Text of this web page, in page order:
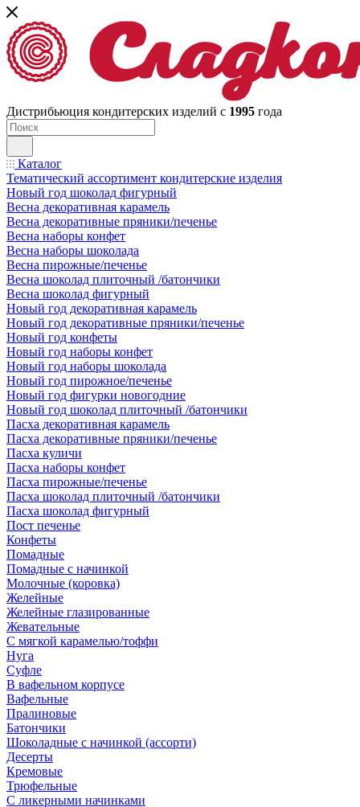
Дистрибьюция кондитерских изделий с 1995 года
Каталог
Тематический ассортимент кондитерские изделия
Новый год шоколад фигурный
Весна декоративная карамель
Весна декоративные пряники/печенье
Весна наборы конфет
Весна наборы шоколада
Весна пирожные/печенье
Весна шоколад плиточный /батончики
Весна шоколад фигурный
Новый год декоративная карамель
Новый год декоративные пряники/печенье
Новый год конфеты
Новый год наборы конфет
Новый год наборы шоколада
Новый год пирожное/печенье
Новый год фигурки новогодние
Новый год шоколад плиточный /батончики
Пасха декоративная карамель
Пасха декоративные пряники/печенье
Пасха куличи
Пасха наборы конфет
Пасха пирожные/печенье
Пасха шоколад плиточный /батончики
Пасха шоколад фигурный
Пост печенье
Конфеты
Помадные
Помадные с начинкой
Молочные (коровка)
Желейные
Желейные глазированные
Жевательные
С мягкой карамелью/тоффи
Нуга
Суфле
В вафельном корпусе
Вафельные
Пралиновые
Батончики
Шоколадные с начинкой (ассорти)
Десерты
Кремовые
Трюфельные
С ликерными начинками